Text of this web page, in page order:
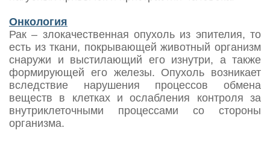
Онкология
Рак – злокачественная опухоль из эпителия, то
есть из ткани, покрывающей животный организм
снаружи и выстилающий его изнутри, а также
формирующей его железы. Опухоль возникает
вследствие нарушения процессов обмена
веществ в клетках и ослабления контроля за
внутриклеточными процессами со стороны
организма.